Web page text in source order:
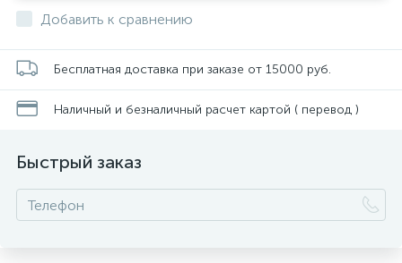
Добавить к сравнению
Бесплатная доставка при заказе от 15000 руб.
Наличный и безналичный расчет картой ( перевод )
Быстрый заказ